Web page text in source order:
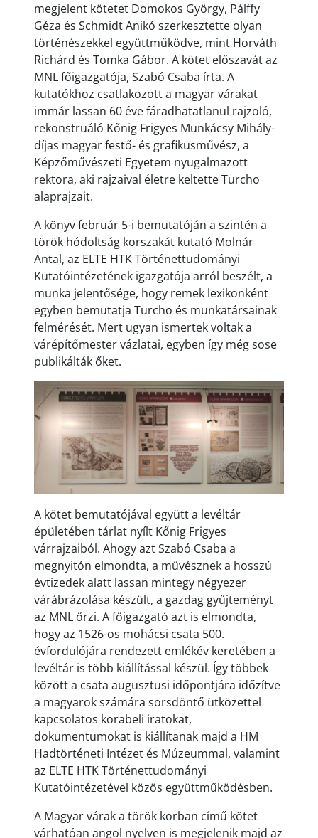
megjelent kötetet Domokos György, Pálffy
Géza és Schmidt Anikó szerkesztette olyan
történészekkel együttműködve, mint Horváth
Richárd és Tomka Gábor. A kötet előszavát az
MNL főigazgatója, Szabó Csaba írta. A
kutatókhoz csatlakozott a magyar várakat
immár lassan 60 éve fáradhatatlanul rajzoló,
rekonstruáló Kőnig Frigyes Munkácsy Mihály-
díjas magyar festő- és grafikusművész, a
Képzőművészeti Egyetem nyugalmazott
rektora, aki rajzaival életre keltette Turcho
alaprajzait.
A könyv február 5-i bemutatóján a szintén a
török hódoltság korszakát kutató Molnár
Antal, az ELTE HTK Történettudományi
Kutatóintézetének igazgatója arról beszélt, a
munka jelentősége, hogy remek lexikonként
egyben bemutatja Turcho és munkatársainak
felmérését. Mert ugyan ismertek voltak a
várépítőmester vázlatai, egyben így még sose
publikálták őket.
A kötet bemutatójával együtt a levéltár
épületében tárlat nyílt Kőnig Frigyes
várrajzaiból. Ahogy azt Szabó Csaba a
megnyitón elmondta, a művésznek a hosszú
évtizedek alatt lassan mintegy négyezer
várábrázolása készült, a gazdag gyűjteményt
az MNL őrzi. A főigazgató azt is elmondta,
hogy az 1526-os mohácsi csata 500.
évfordulójára rendezett emlékév keretében a
levéltár is több kiállítással készül. Így többek
között a csata augusztusi időpontjára időzítve
a magyarok számára sorsdöntő ütközettel
kapcsolatos korabeli iratokat,
dokumentumokat is kiállítanak majd a HM
Hadtörténeti Intézet és Múzeummal, valamint
az ELTE HTK Történettudományi
Kutatóintézetével közös együttműködésben.
A Magyar várak a török korban című kötet
várhatóan angol nyelven is megjelenik majd az